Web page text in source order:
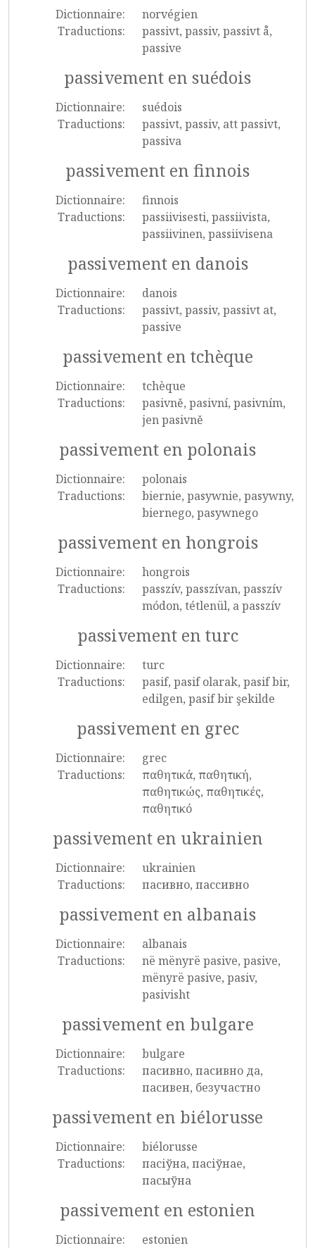
Dictionnaire:
norvégien
Traductions:
passivt, passiv, passivt å,
passive
passivement en suédois
Dictionnaire:
suédois
Traductions:
passivt, passiv, att passivt,
passiva
passivement en finnois
Dictionnaire:
finnois
Traductions:
passiivisesti, passiivista,
passiivinen, passiivisena
passivement en danois
Dictionnaire:
danois
Traductions:
passivt, passiv, passivt at,
passive
passivement en tchèque
Dictionnaire:
tchèque
Traductions:
pasivně, pasivní, pasivním,
jen pasivně
passivement en polonais
Dictionnaire:
polonais
Traductions:
biernie, pasywnie, pasywny,
biernego, pasywnego
passivement en hongrois
Dictionnaire:
hongrois
Traductions:
passzív, passzívan, passzív
módon, tétlenül, a passzív
passivement en turc
Dictionnaire:
turc
Traductions:
pasif, pasif olarak, pasif bir,
edilgen, pasif bir şekilde
passivement en grec
Dictionnaire:
grec
Traductions:
παθητικά, παθητική,
παθητικώς, παθητικές,
παθητικό
passivement en ukrainien
Dictionnaire:
ukrainien
Traductions:
пасивно, пассивно
passivement en albanais
Dictionnaire:
albanais
Traductions:
në mënyrë pasive, pasive,
mënyrë pasive, pasiv,
pasivisht
passivement en bulgare
Dictionnaire:
bulgare
Traductions:
пасивно, пасивно да,
пасивен, безучастно
passivement en biélorusse
Dictionnaire:
biélorusse
Traductions:
пасіўна, пасіўнае,
пасыўна
passivement en estonien
Dictionnaire:
estonien